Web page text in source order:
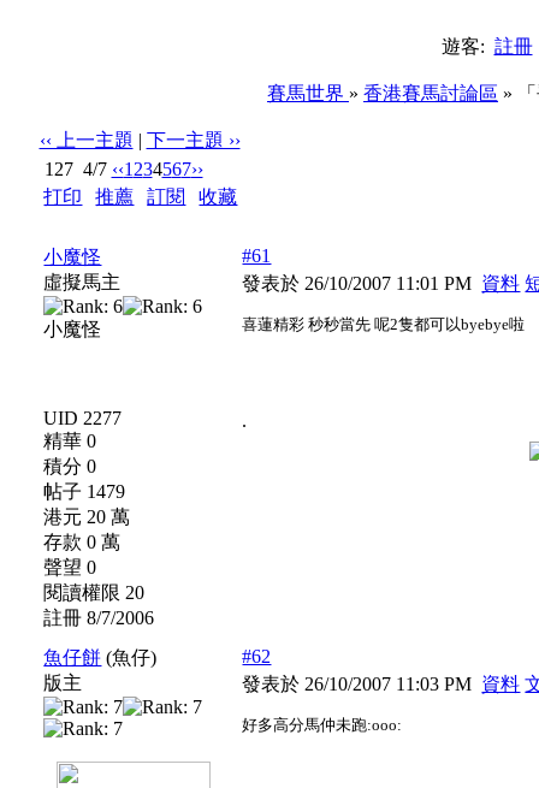
遊客: 註冊
賽馬世界 » 香港賽馬討論區 »
‹‹ 上一主題 | 下一主題 ››
127 4/7 ‹‹1 234567››
打印 |推薦 |訂閱 |收藏
小魔怪
虛擬馬主
小魔怪
UID 2277
精華 0
積分 0
帖子 1479
港元 20 萬
存款 0 萬
聲望 0
閱讀權限 20
註冊 8/7/2006
#61
發表於 26/10/2007 11:01 PM 資料
喜蓮精彩 秒秒當先 呢2隻都可以byebye啦
.
魚仔餅 (魚仔)
版主
#62
發表於 26/10/2007 11:03 PM 資料
好多高分馬仲未跑:ooo: